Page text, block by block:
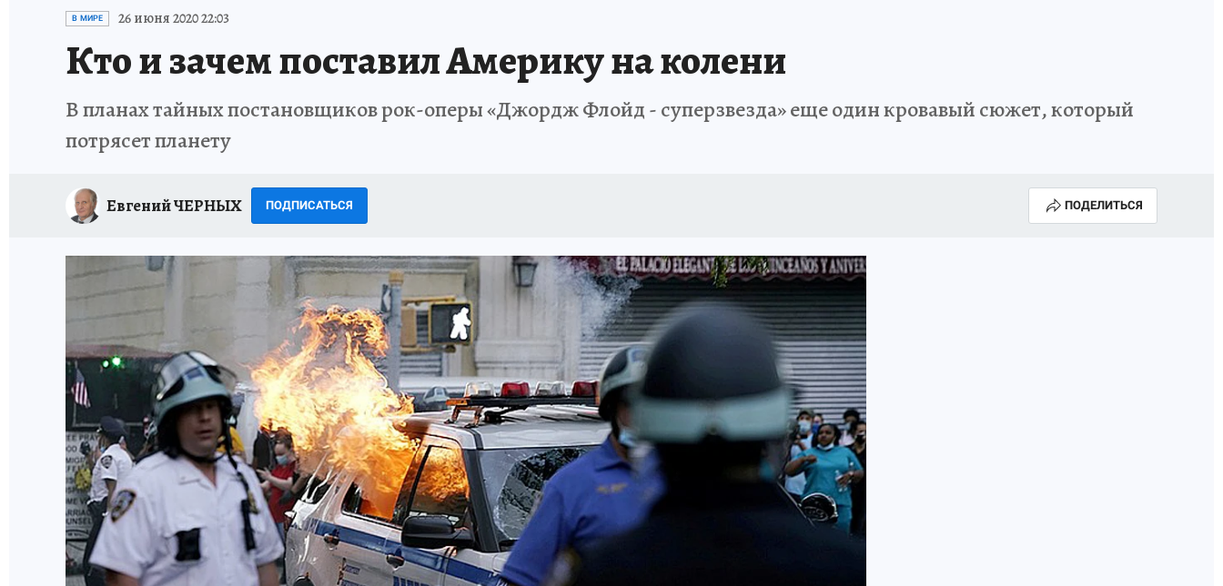
ИСПЫТАНО НА СЕБЕ
В МИРЕ 26 июня 2020 22:03
Кто и зачем поставил Америку на колени
В планах тайных постановщиков рок-оперы «Джордж Флойд - суперзвезда» еще один кровавый сюжет, который
потрясет планету
Евгений ЧЕРНЫХ ПОДПИСАТЬСЯ ПОДЕЛИТЬСЯ